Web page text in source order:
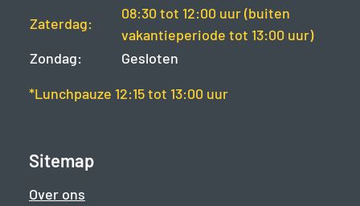
Zaterdag:
08:30 tot 12:00 uur (buiten
vakantieperiode tot 13:00 uur)
Zondag:
Gesloten
*Lunchpauze 12:15 tot 13:00 uur
Sitemap
Over ons